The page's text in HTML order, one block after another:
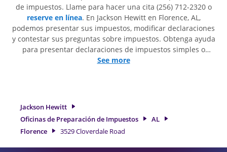
de impuestos. Llame para hacer una cita (256) 712-2320 o
reserve en línea. En Jackson Hewitt en Florence, AL,
podemos presentar sus impuestos, modificar declaraciones
y contestar sus preguntas sobre impuestos. Obtenga ayuda
para presentar declaraciones de impuestos simples o
situaciones más complejas, como los impuestos de trabajo
necesita servicios de preparación de impuestos en Florence,
AL, la ubicación de Jackson Hewitt en 3529 Cloverdale Road
es una opción excelente. Con nuestros expertos
profesionales de impuestos, atención al detalle y diversidad
See more
Jackson Hewitt
Oficinas de Preparación de Impuestos
AL
Florence
3529 Cloverdale Road